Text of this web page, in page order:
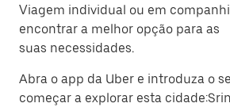
Viagem individual ou em
encontrar a melhor opção para as
suas necessidades.
Abra o app da Uber e introduza o
começar a explorar esta